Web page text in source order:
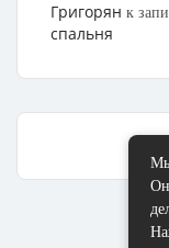
Григорян к
спальня